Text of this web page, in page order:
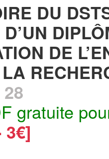
DU
DE
gratuite